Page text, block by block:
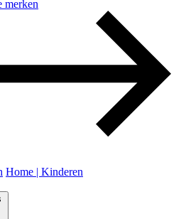
merken
Home | Kinderen